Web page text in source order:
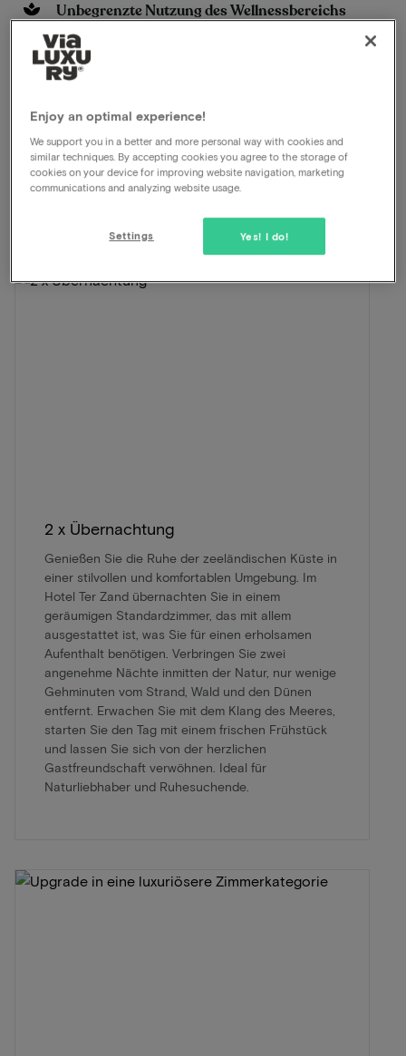
Unbegrenzte Nutzung des Wellnessbereichs
Später Check-out
Hogeweg 59 Burgh-Haamstede
Dieses Paket für 2 Personen beinhaltet
Folgendes:
ViaLuxury und das Hotel haben sorgfältig ein
schönes Paket zusammengestellt.
2 x Übernachtung
Genießen Sie die Ruhe der zeeländischen Küste in
einer stilvollen und komfortablen Umgebung. Im
Hotel Ter Zand übernachten Sie in einem
geräumigen Standardzimmer, das mit allem
ausgestattet ist, was Sie für einen erholsamen
Aufenthalt benötigen. Verbringen Sie zwei
angenehme Nächte inmitten der Natur, nur wenige
Gehminuten vom Strand, Wald und den Dünen
entfernt. Erwachen Sie mit dem Klang des Meeres,
starten Sie den Tag mit einem frischen Frühstück
und lassen Sie sich von der herzlichen
Gastfreundschaft verwöhnen. Ideal für
Naturliebhaber und Ruhesuchende.
Enjoy an optimal experience!
We support you in a better and more personal way with cookies and
similar techniques. By accepting cookies you agree to the storage of
cookies on your device for improving website navigation, marketing
communications and analyzing website usage.
Yes! I do!
Settings